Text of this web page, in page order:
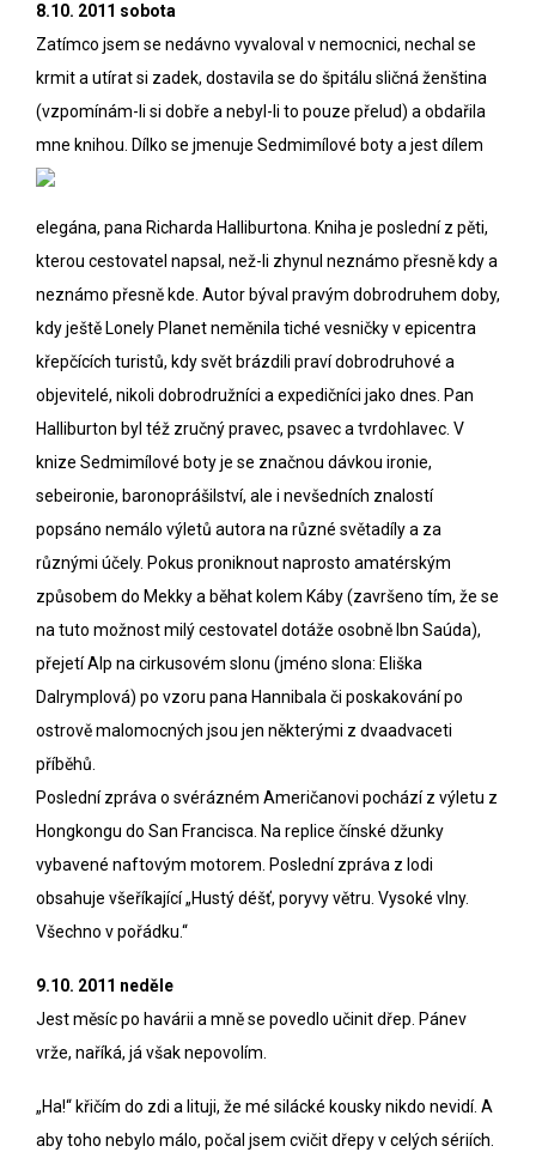
8.10. 2011 sobota
Zatímco jsem se nedávno vyvaloval v nemocnici, nechal se
krmit a utírat si zadek, dostavila se do špitálu sličná ženština
(vzpomínám-li si dobře a nebyl-li to pouze přelud) a obdařila
mne knihou. Dílko se jmenuje Sedmimílové boty a jest dílem
elegána, pana Richarda Halliburtona . Kniha je poslední z pěti,
kterou cestovatel napsal, než-li zhynul neznámo přesně kdy a
neznámo přesně kde. Autor býval pravým dobrodruhem doby,
kdy ještě Lonely Planet neměnila tiché vesničky v epicentra
křepčících turistů, kdy svět brázdili praví dobrodruhové a
objevitelé, nikoli dobrodružníci a expedičníci jako dnes. Pan
Halliburton byl též zručný pravec, psavec a tvrdohlavec. V
knize Sedmimílové boty je se značnou dávkou ironie,
sebeironie, baronoprášilství, ale i nevšedních znalostí
popsáno nemálo výletů autora na různé světadíly a za
různými účely. Pokus proniknout naprosto amatérským
způsobem do Mekky a běhat kolem Káby (završeno tím, že se
na tuto možnost milý cestovatel dotáže osobně Ibn Saúda),
přejetí Alp na cirkusovém slonu (jméno slona: Eliška
Dalrymplová) po vzoru pana Hannibala či poskakování po
ostrově malomocných jsou jen některými z dvaadvaceti
příběhů.
Poslední zpráva o svérázném Američanovi pochází z výletu z
Hongkongu do San Francisca. Na replice čínské džunky
vybavené naftovým motorem. Poslední zpráva z lodi
obsahuje všeříkající „Hustý déšť, poryvy větru. Vysoké vlny.
Všechno v pořádku.“
9.10. 2011 neděle
Jest měsíc po havárii a mně se povedlo učinit dřep. Pánev
vrže, naříká, já však nepovolím.
„Ha!“ křičím do zdi a lituji, že mé silácké kousky nikdo nevidí. A
aby toho nebylo málo, počal jsem cvičit dřepy v celých sériích.